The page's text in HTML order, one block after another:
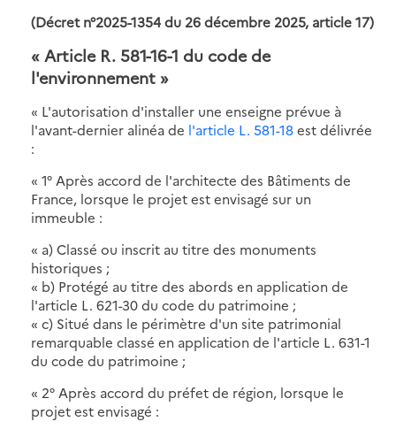
(Décret n°2025-1354 du 26 décembre 2025, article 17)
« Article R. 581-16-1 du code de
l'environnement »
« L'autorisation d'installer une enseigne prévue à
l'avant-dernier alinéa de l'article L. 581-18est délivrée
:
« 1° Après accord de l'architecte des Bâtiments de
France, lorsque le projet est envisagé sur un
immeuble :
« a) Classé ou inscrit au titre des monuments
historiques ;
« b) Protégé au titre des abords en application de
l'article L. 621-30 du code du patrimoine ;
« c) Situé dans le périmètre d'un site patrimonial
remarquable classé en application de l'article L. 631-1
du code du patrimoine ;
« 2° Après accord du préfet de région, lorsque le
projet est envisagé :